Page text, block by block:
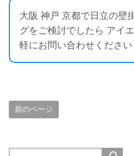
大阪 神戸 京都で日立の壁
グをご検討でしたら アイ
軽にお問い合わせくださ
前のページ